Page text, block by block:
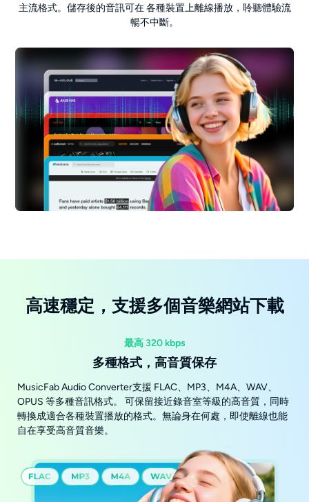
主流格式。儲存後的音訊可在 各種裝置上離線播放，聆聽體驗流
暢不中斷。
高速穩定，支援多個音樂網站下載
最高 320 kbps
多種格式，高音質保存
MusicFab Audio Converter支援 FLAC、MP3、M4A、WAV、
OPUS 等多種音訊格式。 可保留接近錄音室等級的高音質，同時
轉換成適合各種裝置播放的格式。無論身在何處，即使離線也能
自在享受高音質音樂。